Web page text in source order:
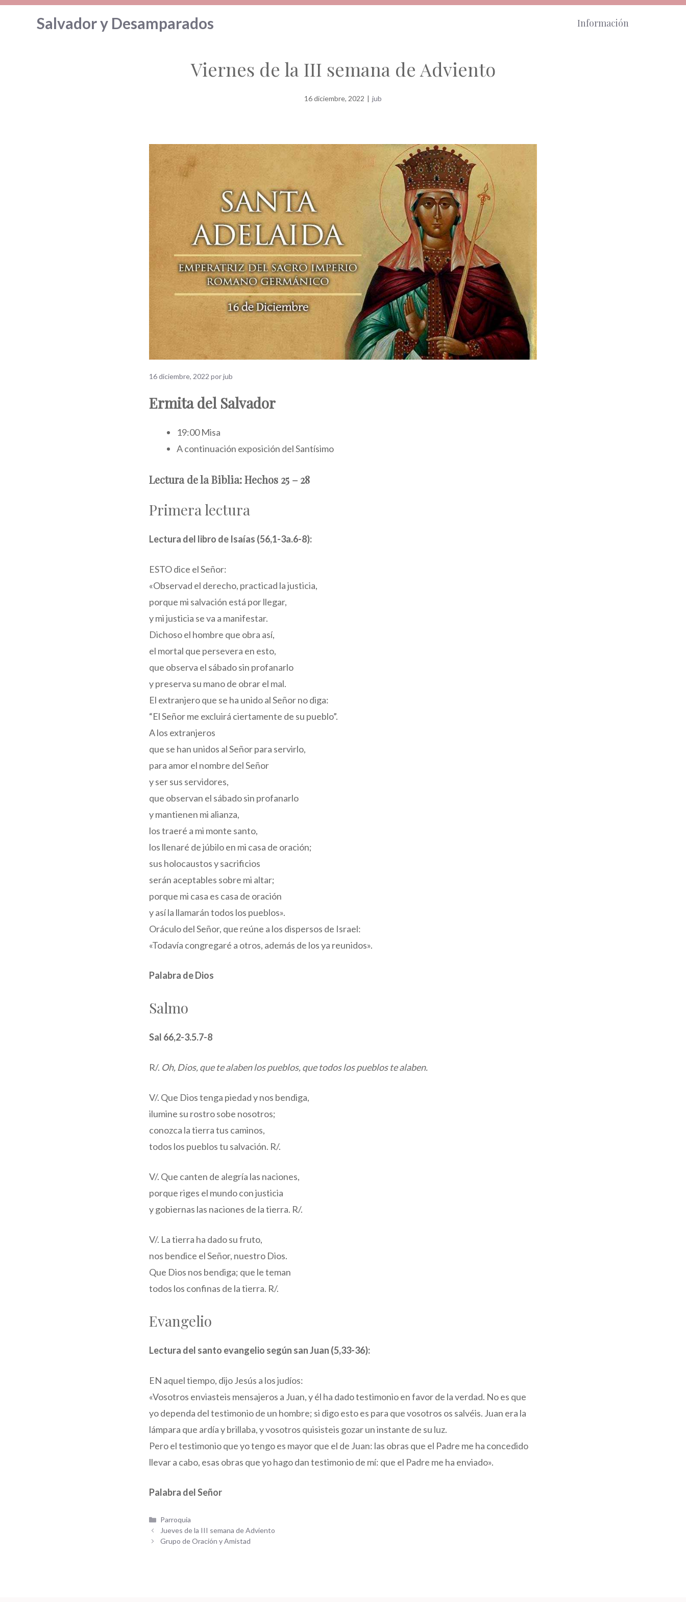
Saltar
Salvador y Desamparados Información
Viernes de la III semana de Adviento
16 diciembre, 2022 | jub
16 diciembre, 2022 porjub
Ermita del Salvador
19:00 Misa
A continuación exposición del Santísimo
Lectura de la Biblia: Hechos 25 – 28
Primera lectura
Lectura del libro de Isaías (56,1-3a.6-8):
ESTO dice el Señor:
«Observad el derecho, practicad la justicia,
porque mi salvación está por llegar,
y mi justicia se va a manifestar.
Dichoso el hombre que obra así,
el mortal que persevera en esto,
que observa el sábado sin profanarlo
y preserva su mano de obrar el mal.
El extranjero que se ha unido al Señor no diga:
“El Señor me excluirá ciertamente de su pueblo”.
A los extranjeros
que se han unidos al Señor para servirlo,
para amor el nombre del Señor
y ser sus servidores,
que observan el sábado sin profanarlo
y mantienen mi alianza,
los traeré a mi monte santo,
los llenaré de júbilo en mi casa de oración;
sus holocaustos y sacrificios
serán aceptables sobre mi altar;
porque mi casa es casa de oración
y así la llamarán todos los pueblos».
Oráculo del Señor, que reúne a los dispersos de Israel:
«Todavía congregaré a otros, además de los ya reunidos».
Palabra de Dios
Salmo
Sal 66,2-3.5.7-8
R/. Oh, Dios, que te alaben los pueblos, que todos los pueblos te alaben.
V/. Que Dios tenga piedad y nos bendiga,
ilumine su rostro sobe nosotros;
conozca la tierra tus caminos,
todos los pueblos tu salvación. R/.
V/. Que canten de alegría las naciones,
porque riges el mundo con justicia
y gobiernas las naciones de la tierra. R/.
V/. La tierra ha dado su fruto,
nos bendice el Señor, nuestro Dios.
Que Dios nos bendiga; que le teman
todos los confinas de la tierra. R/.
Evangelio
Lectura del santo evangelio según san Juan (5,33-36):
EN aquel tiempo, dijo Jesús a los judíos:
«Vosotros enviasteis mensajeros a Juan, y él ha dado testimonio en favor de la verdad. No es que
yo dependa del testimonio de un hombre; si digo esto es para que vosotros os salvéis. Juan era la
lámpara que ardía y brillaba, y vosotros quisisteis gozar un instante de su luz.
Pero el testimonio que yo tengo es mayor que el de Juan: las obras que el Padre me ha concedido
llevar a cabo, esas obras que yo hago dan testimonio de mí: que el Padre me ha enviado».
Palabra del Señor
Categorías
Parroquia
Jueves de la III semana de Adviento
Grupo de Oración y Amistad